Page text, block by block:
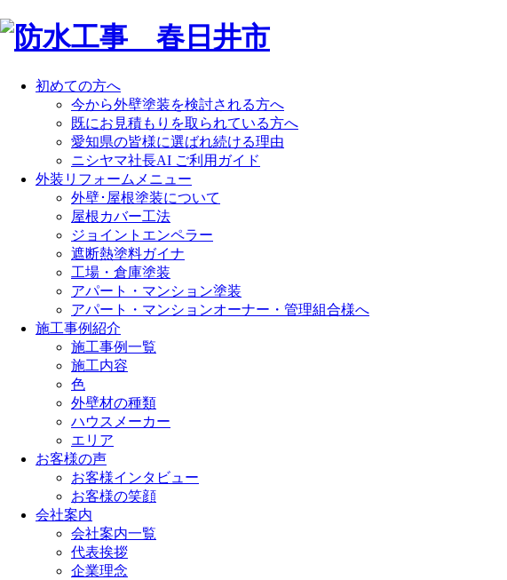
初めての方へ
今から外壁塗装を検討される方へ
既にお見積もりを取られている方へ
愛知県の皆様に選ばれ続ける理由
ニシヤマ社長AI ご利用ガイド
外装リフォームメニュー
外壁･屋根塗装について
屋根カバー工法
ジョイントエンペラー
遮断熱塗料ガイナ
工場・倉庫塗装
アパート・マンション塗装
アパート・マンションオーナー・管理組合様へ
施工事例紹介
施工事例一覧
施工内容
色
外壁材の種類
ハウスメーカー
エリア
お客様の声
お客様インタビュー
お客様の笑顔
会社案内
会社案内一覧
代表挨拶
企業理念